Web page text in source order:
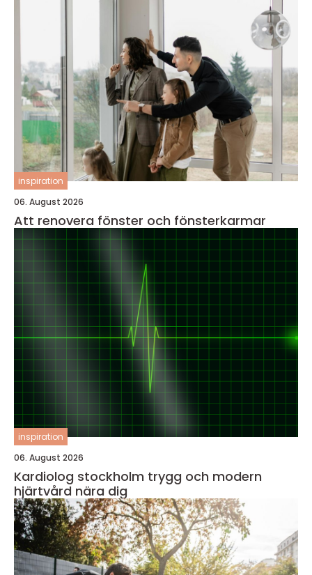
inspiration
06. August 2026
Att renovera fönster och fönsterkarmar
inspiration
06. August 2026
Kardiolog stockholm trygg och modern
hjärtvård nära dig